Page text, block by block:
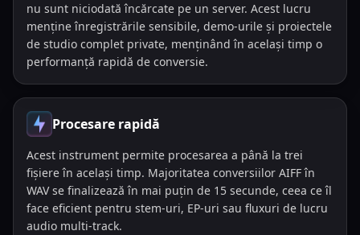
nu sunt niciodată încărcate pe un server. Acest lucru
menține înregistrările sensibile, demo-urile și proiectele
de studio complet private, menținând în același timp o
performanță rapidă de conversie.
Procesare rapidă
Acest instrument permite procesarea a până la trei
fișiere în același timp. Majoritatea conversiilor AIFF în
WAV se finalizează în mai puțin de 15 secunde, ceea ce îl
face eficient pentru stem-uri, EP-uri sau fluxuri de lucru
audio multi-track.